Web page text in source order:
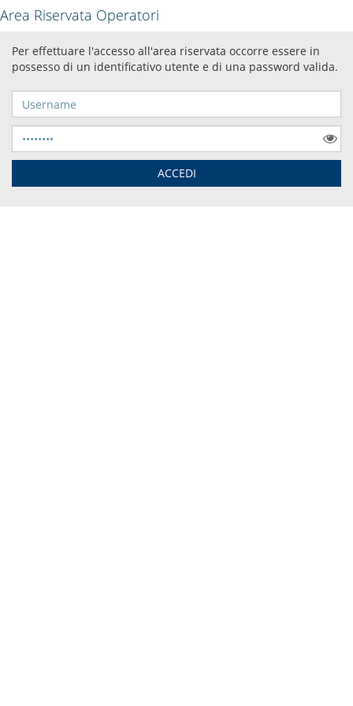
Area Riservata Operatori
Per effettuare l'accesso all'area riservata occorre essere in
possesso di un identificativo utente e di una password valida.
Username